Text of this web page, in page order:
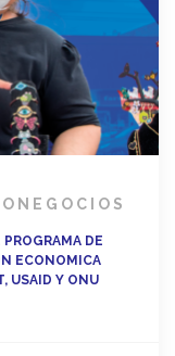
DE
ECONOMICA
USAID Y ONU